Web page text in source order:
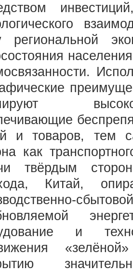
региональной
и товаров, тем
как
твёрдым
Китай,
и